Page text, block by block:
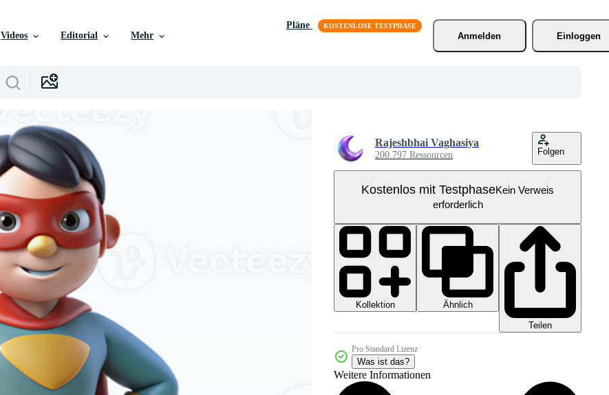
Videos Editorial Mehr
Pläne
Anmelden
Einloggen
Rajeshbhai Vaghasiya
200.797 Ressourcen Folgen
Kostenlos mit TestphaseKein Verweis
erforderlich
Kollektion
Ähnlich
Teilen
Pro Standard Lizenz
Was ist das?
Weitere Informationen